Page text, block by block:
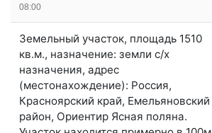
08:00
Земельный участок, площадь 1510
кв.м., назначение: земли с/х
назначения, адрес
(местонахождение): Россия,
Красноярский край, Емельяновский
район, Ориентир Ясная поляна.